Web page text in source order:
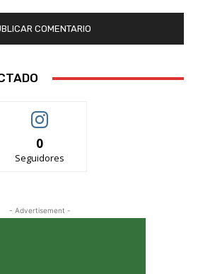
0
Seguidores
- Advertisement -